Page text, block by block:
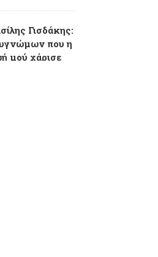
Γισδάκης:
που η
μού χάρισε